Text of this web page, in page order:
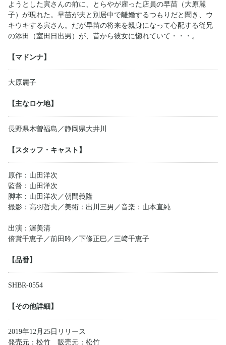
ようとした寅さんの前に、とらやが雇った店員の早苗（大原麗
子）が現れた。早苗が夫と別居中で離婚するつもりだと聞き、ウ
キウキする寅さん。だが早苗の将来を親身になって心配する従兄
の添田（室田日出男）が、昔から彼女に惚れていて・・・。
【マドンナ】
大原麗子
【主なロケ地】
長野県木曽福島／静岡県大井川
【スタッフ・キャスト】
原作：山田洋次
監督：山田洋次
脚本：山田洋次／朝間義隆
撮影：高羽哲夫／美術：出川三男／音楽：山本直純
出演：渥美清
倍賞千恵子／前田吟／下條正巳／三﨑千恵子
【品番】
SHBR-0554
【その他詳細】
2019年12月25日リリース
発売元：松竹 販売元：松竹